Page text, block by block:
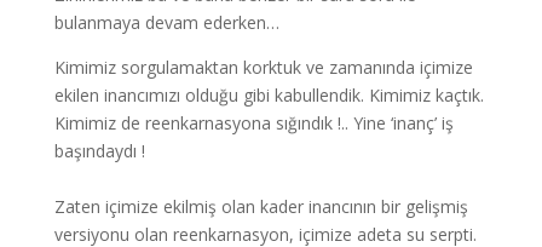
bulanmaya devam ederken…
Kimimiz sorgulamaktan korktuk ve zamanında içimize
ekilen inancımızı olduğu gibi kabullendik. Kimimiz kaçtık.
Kimimiz de reenkarnasyona sığındık !.. Yine ‘inanç’ iş
başındaydı !
Zaten içimize ekilmiş olan kader inancının bir gelişmiş
versiyonu olan reenkarnasyon, içimize adeta su serpti.